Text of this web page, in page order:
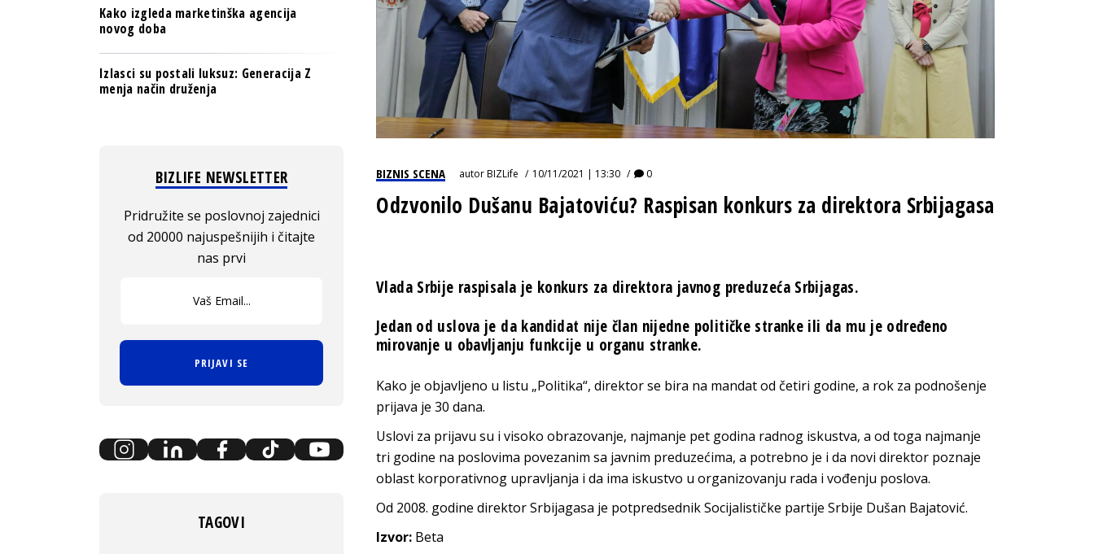
BIZNIS SCENA autorBIZLife 10/11/2021 | 13:30 0
Odzvonilo Dušanu Bajatoviću? Raspisan konkurs za direktora Srbijagasa
Vlada Srbije raspisala je konkurs za direktora javnog preduzeća Srbijagas.
Jedan od uslova je da kandidat nije član nijedne političke stranke ili da mu je određeno
mirovanje u obavljanju funkcije u organu stranke.
Kako je objavljeno u listu „Politika“, direktor se bira na mandat od četiri godine, a rok za podnošenje
prijava je 30 dana.
Uslovi za prijavu su i visoko obrazovanje, najmanje pet godina radnog iskustva, a od toga najmanje
tri godine na poslovima povezanim sa javnim preduzećima, a potrebno je i da novi direktor poznaje
oblast korporativnog upravljanja i da ima iskustvo u organizovanju rada i vođenju poslova.
Od 2008. godine direktor Srbijagasa je potpredsednik Socijalističke partije Srbije Dušan Bajatović.
Izvor: Beta
Kako izgleda marketinška agencija
novog doba
Izlasci su postali luksuz: Generacija Z
menja način druženja
BIZLIFE NEWSLETTER
Pridružite se poslovnoj zajednici
od 20000 najuspešnijih i čitajte
nas prvi
PRIJAVI SE
TAGOVI